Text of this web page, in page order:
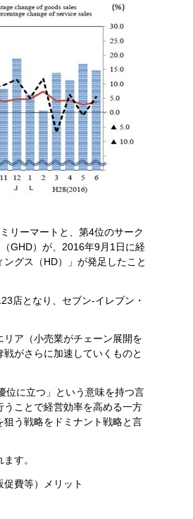
リーマートと、第4位のサーク
GHD）が、2016年9月1日に経
グス（HD）」が発足したこと
店となり、セブン‐イレブン・
ア（小売業がチェーン展開を
がさらに加速していくものと
位に立つ」という意味を持つ言
ことで経営効率を高める一方
う戦略をドミナント戦略と言
す。
促費等）メリット